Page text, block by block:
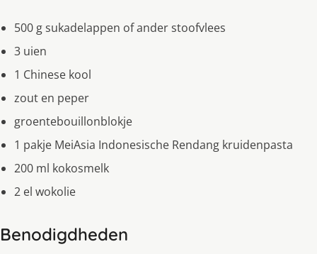
500 g sukadelappen of ander stoofvlees
3 uien
1 Chinese kool
zout en peper
groentebouillonblokje
1 pakje MeiAsia Indonesische Rendang kruidenpasta
200 ml kokosmelk
2 el wokolie
Benodigdheden